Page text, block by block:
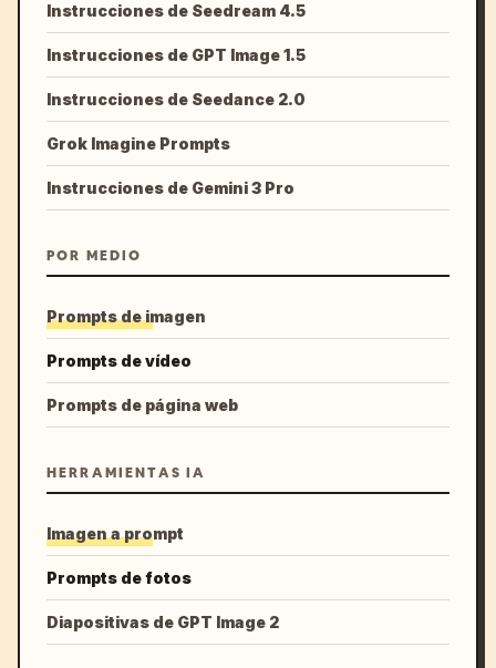
Instrucciones de Seedream 4.5
Instrucciones de GPT Image 1.5
Instrucciones de Seedance 2.0
Grok Imagine Prompts
Instrucciones de Gemini 3 Pro
POR MEDIO
Prompts de imagen
Prompts de vídeo
Prompts de página web
HERRAMIENTAS IA
Imagen a prompt
Prompts de fotos
Diapositivas de GPT Image 2